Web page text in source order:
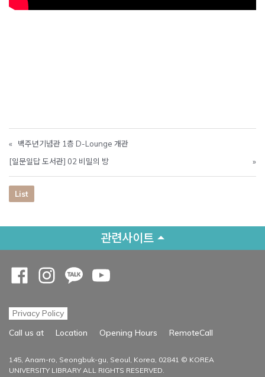
«
백주년기념관 1층 D-Lounge 개관
[일문일답 도서관] 02 비밀의 방
»
List
관련사이트
Privacy Policy
Call us at
Location Opening Hours RemoteCall
145, Anam-ro, Seongbuk-gu, Seoul, Korea, 02841 © KOREA
UNIVERSITY LIBRARY ALL RIGHTS RESERVED.
Opens a new window
Opens a new window
Opens a new window